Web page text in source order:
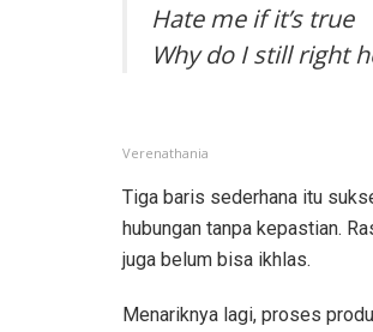
Hate me if it’s true
Why do I still right
Verenathania
Tiga baris sederhana itu
hubungan tanpa kepastian.
juga belum bisa ikhlas.
Menariknya lagi, proses